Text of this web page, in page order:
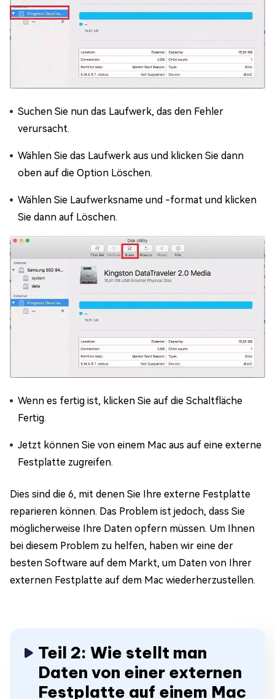
Suchen Sie nun das Laufwerk, das den Fehler
verursacht.
Wählen Sie das Laufwerk aus und klicken Sie dann
oben auf die Option Löschen.
Wählen Sie Laufwerksname und -format und klicken
Sie dann auf Löschen.
Wenn es fertig ist, klicken Sie auf die Schaltfläche
Fertig.
Jetzt können Sie von einem Mac aus auf eine externe
Festplatte zugreifen.
Dies sind die 6, mit denen Sie Ihre externe Festplatte
reparieren können. Das Problem ist jedoch, dass Sie
möglicherweise Ihre Daten opfern müssen. Um Ihnen
bei diesem Problem zu helfen, haben wir eine der
besten Software auf dem Markt, um Daten von Ihrer
externen Festplatte auf dem Mac wiederherzustellen.
Teil 2: Wie stellt man
Daten von einer externen
Festplatte auf einem Mac